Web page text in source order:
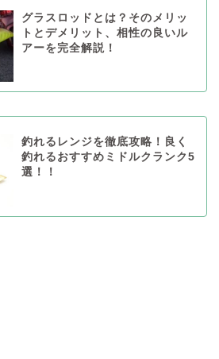
グラスロッドとは？そのメリッ
トとデメリット、相性の良いル
アーを完全解説！
釣れるレンジを徹底攻略！良く
釣れるおすすめミドルクランク5
選！！